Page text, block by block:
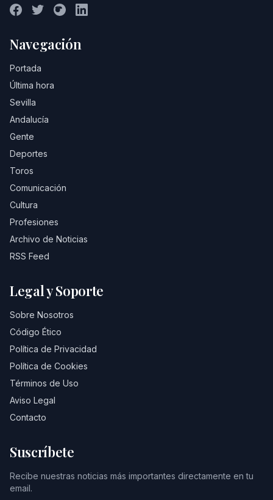
Navegación
Portada
Última hora
Sevilla
Andalucía
Gente
Deportes
Toros
Comunicación
Cultura
Profesiones
Archivo de Noticias
RSS Feed
Legal y Soporte
Sobre Nosotros
Código Ético
Política de Privacidad
Política de Cookies
Términos de Uso
Aviso Legal
Contacto
Suscríbete
Recibe nuestras noticias más importantes directamente en tu
email.